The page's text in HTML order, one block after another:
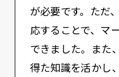
が必要です。ただ
応することで、マ
できました。また
得た知識を活かし、